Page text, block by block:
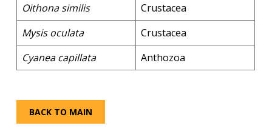
Oithona similis
Crustacea
Mysis oculata
Crustacea
Cyanea capillata
Anthozoa
BACK TO MAIN